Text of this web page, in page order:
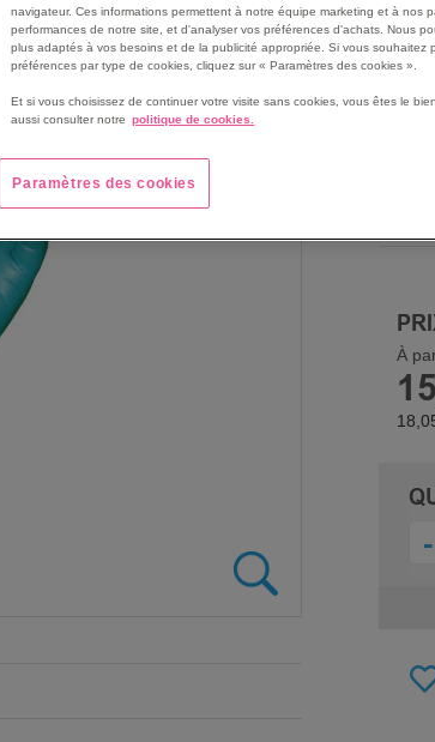
Voir
À
-
navigateur. Ces informations permettent à notre équipe marketing et à nos
performances de notre site, et d'analyser vos préférences d'achats. Nous
plus adaptés à vos besoins et de la publicité appropriée. Si vous souhaitez
préférences par type de cookies, cliquez sur « Paramètres des cookies ».
Et si vous choisissez de continuer votre visite sans cookies, vous êtes le
aussi consulter notre politique de cookies.
Paramètres des cookies